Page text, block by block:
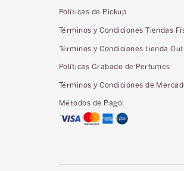
Políticas de Pickup
Términos y Condiciones Tiendas
Términos y Condiciones tienda
Políticas Grabado de Perfumes
Términos y Condiciones de
Métodos de Pago: